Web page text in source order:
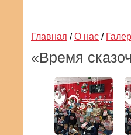
Главная / О нас /
«Время